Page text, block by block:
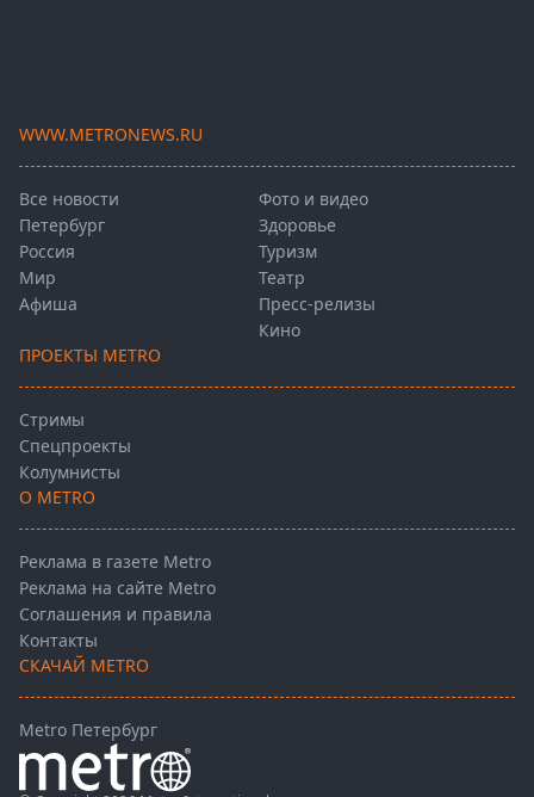
WWW.METRONEWS.RU
Все новости
Петербург
Россия
Мир
Афиша
Фото и видео
Здоровье
Туризм
Театр
Пресс-релизы
Кино
ПРОЕКТЫ METRO
Стримы
Спецпроекты
Колумнисты
О METRO
Реклама в газете Metro
Реклама на сайте Metro
Соглашения и правила
Контакты
СКАЧАЙ METRO
Metro Петербург